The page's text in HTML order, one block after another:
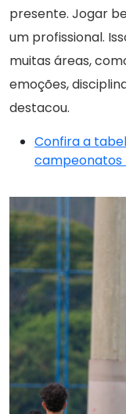
presente. Jogar
um profissional.
muitas áreas,
emoções,
destacou.
Confira a
campeonatos